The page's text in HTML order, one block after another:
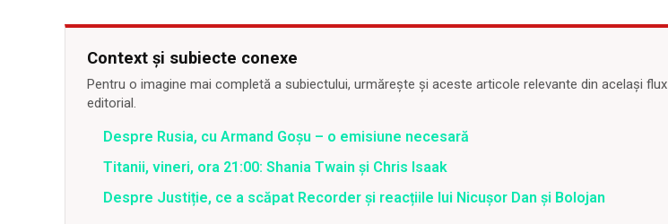
Context și subiecte conexe
Pentru o imagine mai completă a subiectului, urmărește și aceste articole relevante din același flux
editorial.
Despre Rusia, cu Armand Goșu – o emisiune necesară
Titanii, vineri, ora 21:00: Shania Twain și Chris Isaak
Despre Justiție, ce a scăpat Recorder și reacțiile lui Nicușor Dan și Bolojan